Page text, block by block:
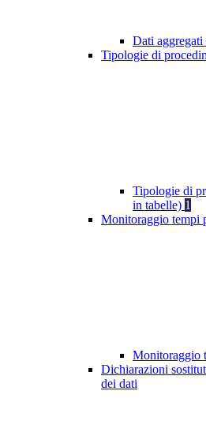
Dati
Tipologie di
Tipologie di
in tabelle) 1
Monitoraggio tempi
Monitoraggio
Dichiarazioni
dei dati